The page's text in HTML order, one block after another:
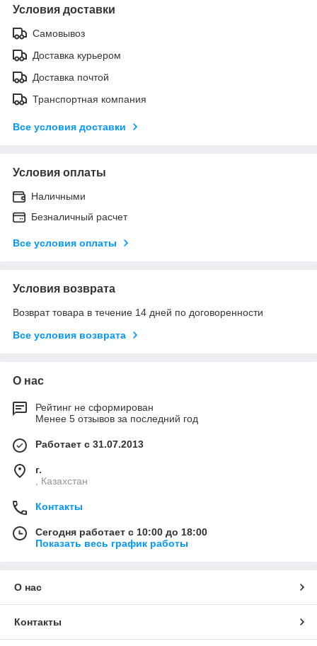
Условия доставки
Самовывоз
Доставка курьером
Доставка почтой
Транспортная компания
Все условия доставки
Условия оплаты
Наличными
Безналичный расчет
Все условия оплаты
Условия возврата
Возврат товара в течение 14 дней по договоренности
Все условия возврата
О нас
Рейтинг не сформирован
Менее 5 отзывов за последний год
Работает с 31.07.2013
г.
, Казахстан
Контакты
Сегодня работает с 10:00 до 18:00
Показать весь график работы
О нас
Контакты